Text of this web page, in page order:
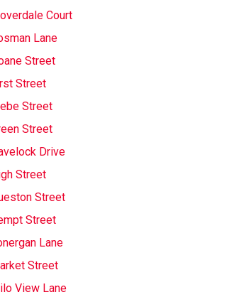
Court
Lane
Street
Street
Street
Street
Drive
Street
Street
Street
Lane
Street
View Lane